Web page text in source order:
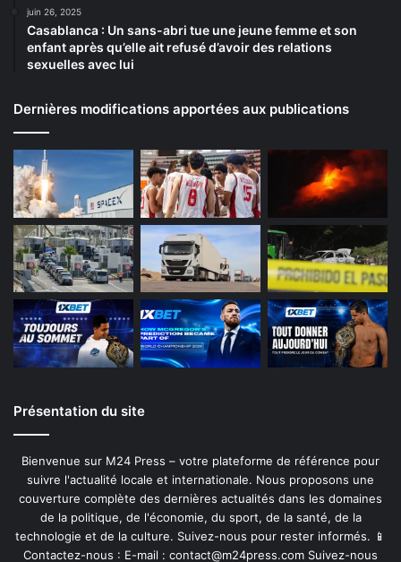
juin 26, 2025
Casablanca : Un sans-abri tue une jeune femme et son
enfant après qu’elle ait refusé d’avoir des relations
sexuelles avec lui
Dernières modifications apportées aux publications
Présentation du site
Bienvenue sur M24 Press – votre plateforme de référence pour
suivre l'actualité locale et internationale. Nous proposons une
couverture complète des dernières actualités dans les domaines
de la politique, de l'économie, du sport, de la santé, de la
technologie et de la culture. Suivez-nous pour rester informés. 📱
Contactez-nous : E-mail : contact@m24press.com Suivez-nous